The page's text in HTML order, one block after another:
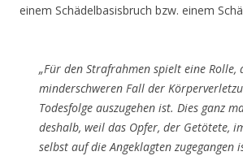
einem Schädelbasisbruch bzw. einem
„Für den Strafrahmen spielt eine Rolle,
minderschweren Fall der
Todesfolge auszugehen ist. Dies ganz
deshalb, weil das Opfer, der Getötete,
selbst auf die Angeklagten zugegangen